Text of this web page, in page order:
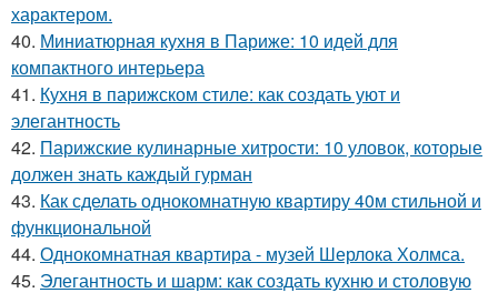
характером.
40. Миниатюрная кухня в Париже: 10 идей для
компактного интерьера
41. Кухня в парижском стиле: как создать уют и
элегантность
42. Парижские кулинарные хитрости: 10 уловок, которые
должен знать каждый гурман
43. Как сделать однокомнатную квартиру 40м стильной и
функциональной
44. Однокомнатная квартира - музей Шерлока Холмса.
45. Элегантность и шарм: как создать кухню и столовую